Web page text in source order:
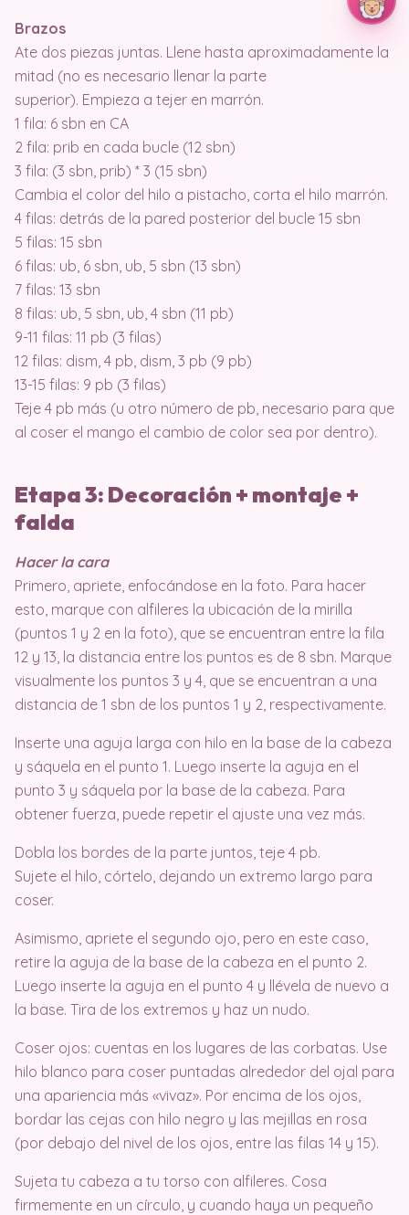
Brazos
Ate dos piezas juntas. Llene hasta aproximadamente la
mitad (no es necesario llenar la parte
superior). Empieza a tejer en marrón.
1 fila: 6 sbn en CA
2 fila: prib en cada bucle (12 sbn)
3 fila: (3 sbn, prib) * 3 (15 sbn)
Cambia el color del hilo a pistacho, corta el hilo marrón.
4 filas: detrás de la pared posterior del bucle 15 sbn
5 filas: 15 sbn
6 filas: ub, 6 sbn, ub, 5 sbn (13 sbn)
7 filas: 13 sbn
8 filas: ub, 5 sbn, ub, 4 sbn (11 pb)
9-11 filas: 11 pb (3 filas)
12 filas: dism, 4 pb, dism, 3 pb (9 pb)
13-15 filas: 9 pb (3 filas)
Teje 4 pb más (u otro número de pb, necesario para que
al coser el mango el cambio de color sea por dentro).
Etapa 3: Decoración + montaje +
falda
Hacer la cara
Primero, apriete, enfocándose en la foto. Para hacer
esto, marque con alfileres la ubicación de la mirilla
(puntos 1 y 2 en la foto), que se encuentran entre la fila
12 y 13, la distancia entre los puntos es de 8 sbn. Marque
visualmente los puntos 3 y 4, que se encuentran a una
distancia de 1 sbn de los puntos 1 y 2, respectivamente.
Inserte una aguja larga con hilo en la base de la cabeza
y sáquela en el punto 1. Luego inserte la aguja en el
punto 3 y sáquela por la base de la cabeza. Para
obtener fuerza, puede repetir el ajuste una vez más.
Dobla los bordes de la parte juntos, teje 4 pb.
Sujete el hilo, córtelo, dejando un extremo largo para
coser.
Asimismo, apriete el segundo ojo, pero en este caso,
retire la aguja de la base de la cabeza en el punto 2.
Luego inserte la aguja en el punto 4 y llévela de nuevo a
la base. Tira de los extremos y haz un nudo.
Coser ojos: cuentas en los lugares de las corbatas. Use
hilo blanco para coser puntadas alrededor del ojal para
una apariencia más «vivaz». Por encima de los ojos,
bordar las cejas con hilo negro y las mejillas en rosa
(por debajo del nivel de los ojos, entre las filas 14 y 15).
Sujeta tu cabeza a tu torso con alfileres. Cosa
firmemente en un círculo, y cuando haya un pequeño